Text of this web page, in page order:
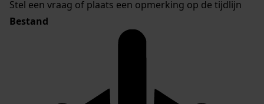
Stel een vraag of plaats een opmerking op de tijdlijn
Bestand